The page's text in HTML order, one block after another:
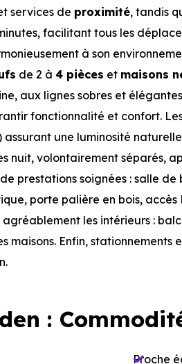
services de proximité, tandis
facilitant tous les
à son
de 2 à 4 pièces et maisons
aux lignes sobres et
fonctionnalité et confort.
une luminosité
nuit, volontairement séparés,
prestations soignées : salle
porte palière en bois,
les intérieurs :
maisons. Enfin, stationnements
:
Proche